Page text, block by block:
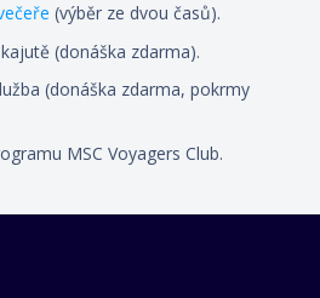
(výběr ze dvou časů).
(donáška zdarma).
(donáška zdarma, pokrmy
MSC Voyagers Club.